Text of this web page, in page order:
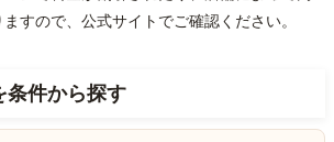
すので、公式サイトでご確認ください。
条件から探す